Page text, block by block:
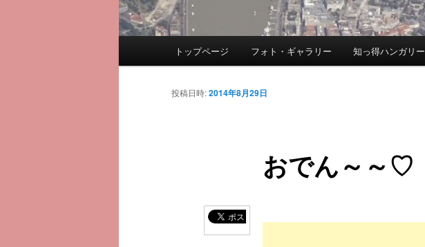
メ
イ
トップページ フォト・ギャラリー 知っ得ハンガリー
おでん～～♡
投稿日時:2014年8月29日